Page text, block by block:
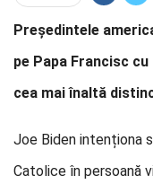
Președintele
pe Papa Francisc
cea mai înaltă
Joe Biden intenționa
Catolice în persoană